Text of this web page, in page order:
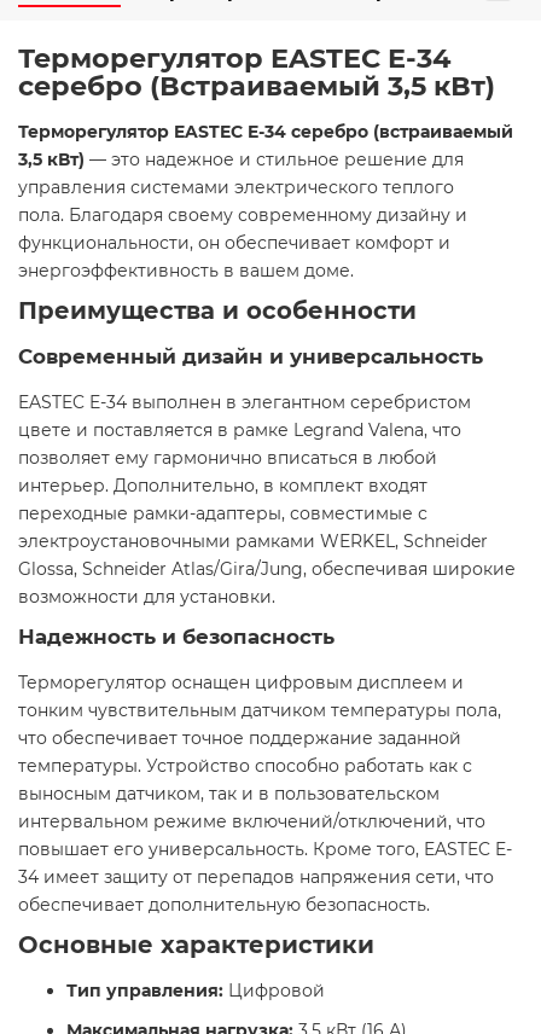
Терморегулятор EASTEC E-34
серебро (Встраиваемый 3,5 кВт)
Терморегулятор EASTEC E-34 серебро (встраиваемый
3,5 кВт) — это надежное и стильное решение для
управления системами электрического теплого
пола. Благодаря своему современному дизайну и
функциональности, он обеспечивает комфорт и
энергоэффективность в вашем доме.​
Преимущества и особенности
Современный дизайн и универсальность
EASTEC E-34 выполнен в элегантном серебристом
цвете и поставляется в рамке Legrand Valena, что
позволяет ему гармонично вписаться в любой
интерьер. Дополнительно, в комплект входят
переходные рамки-адаптеры, совместимые с
электроустановочными рамками WERKEL, Schneider
Glossa, Schneider Atlas/Gira/Jung, обеспечивая широкие
возможности для установки. ​
Надежность и безопасность
Терморегулятор оснащен цифровым дисплеем и
тонким чувствительным датчиком температуры пола,
что обеспечивает точное поддержание заданной
температуры. Устройство способно работать как с
выносным датчиком, так и в пользовательском
интервальном режиме включений/отключений, что
повышает его универсальность. Кроме того, EASTEC E-
34 имеет защиту от перепадов напряжения сети, что
обеспечивает дополнительную безопасность. ​
Основные характеристики
Тип управления: Цифровой